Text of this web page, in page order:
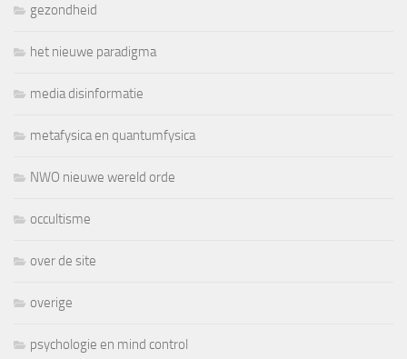
gezondheid
het nieuwe paradigma
media disinformatie
metafysica en quantumfysica
NWO nieuwe wereld orde
occultisme
over de site
overige
psychologie en mind control